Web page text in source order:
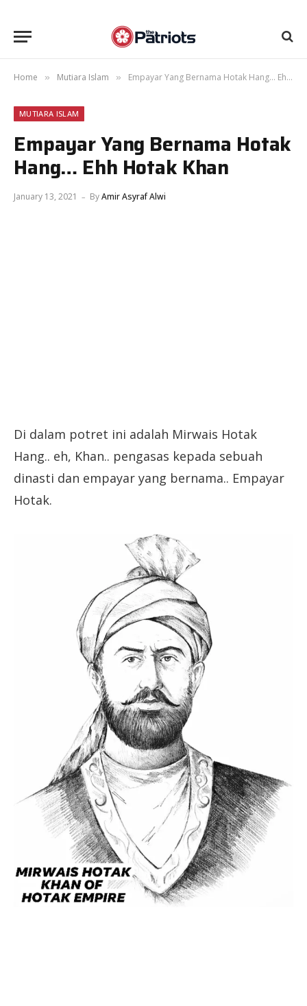
Home » Mutiara Islam » Empayar Yang Bernama Hotak Hang… Ehh Hotak Khan
MUTIARA ISLAM
Empayar Yang Bernama Hotak
Hang… Ehh Hotak Khan
January 13, 2021 ByAmir Asyraf Alwi
Di dalam potret ini adalah Mirwais Hotak
Hang.. eh, Khan.. pengasas kepada sebuah
dinasti dan empayar yang bernama.. Empayar
Hotak.